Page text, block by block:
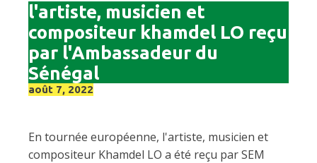
l'artiste, musicien et
compositeur khamdel LO reçu
par l'Ambassadeur du
Sénégal
août 7, 2022
En tournée européenne, l'artiste, musicien et
compositeur Khamdel LO a été reçu par SEM